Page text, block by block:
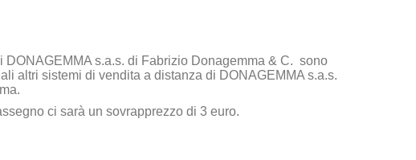
DONAGEMMA s.a.s. di Fabrizio Donagemma & C. sono
altri sistemi di vendita a distanza di DONAGEMMA s.a.s.
ci sarà un sovrapprezzo di 3 euro.